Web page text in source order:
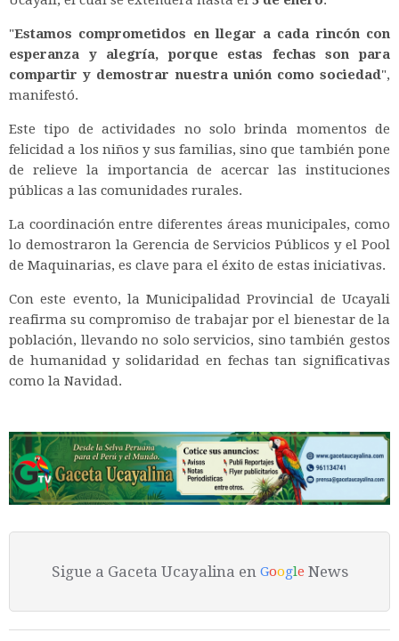
"Estamos comprometidos en llegar a cada rincón con
esperanza y alegría, porque estas fechas son para
compartir y demostrar nuestra unión como sociedad",
manifestó.
Este tipo de actividades no solo brinda momentos de
felicidad a los niños y sus familias, sino que también pone
de relieve la importancia de acercar las instituciones
públicas a las comunidades rurales.
La coordinación entre diferentes áreas municipales, como
lo demostraron la Gerencia de Servicios Públicos y el Pool
de Maquinarias, es clave para el éxito de estas iniciativas.
Con este evento, la Municipalidad Provincial de Ucayali
reafirma su compromiso de trabajar por el bienestar de la
población, llevando no solo servicios, sino también gestos
de humanidad y solidaridad en fechas tan significativas
como la Navidad.
Sigue a Gaceta Ucayalina en Google News